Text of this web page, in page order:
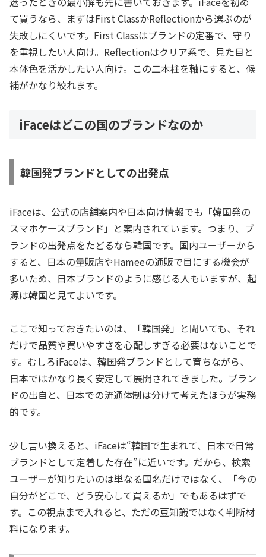
て買うなら、まずはFirst ClassかReflectionから選ぶのが
失敗しにくいです。First Classはブランドの定番で、守り
を重視したい人向け。Reflectionはクリア系で、見た目と
本体色を活かしたい人向け。この二本柱を軸にすると、候
補がかなり絞れます。
iFaceはどこの国のブランドなのか
韓国発ブランドとしての出発点
iFaceは、公式の店舗案内や日本向け情報でも「韓国発の
スマホケースブランド」と案内されています。つまり、ブ
ランドの出発点をたどるなら韓国です。国内ユーザーから
すると、日本の量販店やHameeの通販で目にする機会が
多いため、日本ブランドのように感じる人もいますが、起
源は韓国と見てよいです。
ここで知っておきたいのは、「韓国発」と聞いても、それ
だけで品質や買いやすさを心配しすぎる必要はないことで
す。むしろiFaceは、韓国発ブランドとして育ちながら、
日本ではかなり長く安定して展開されてきました。ブラン
ドの出自と、日本での流通体制は分けて考えたほうが実務
的です。
少し言い換えると、iFaceは“韓国で生まれて、日本で日常
ブランドとして定着した存在”に近いです。だから、検索
ユーザーが知りたいのは単なる国名だけではなく、「今の
自分がどこで、どう安心して買えるか」でもあるはずで
す。この視点まで入れると、ただの豆知識ではなく判断材
料になります。